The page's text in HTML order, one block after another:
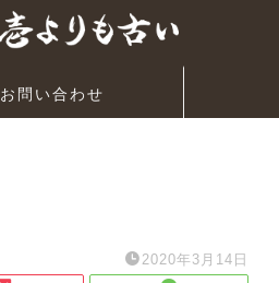
お問い合わせ
2020年3月14日